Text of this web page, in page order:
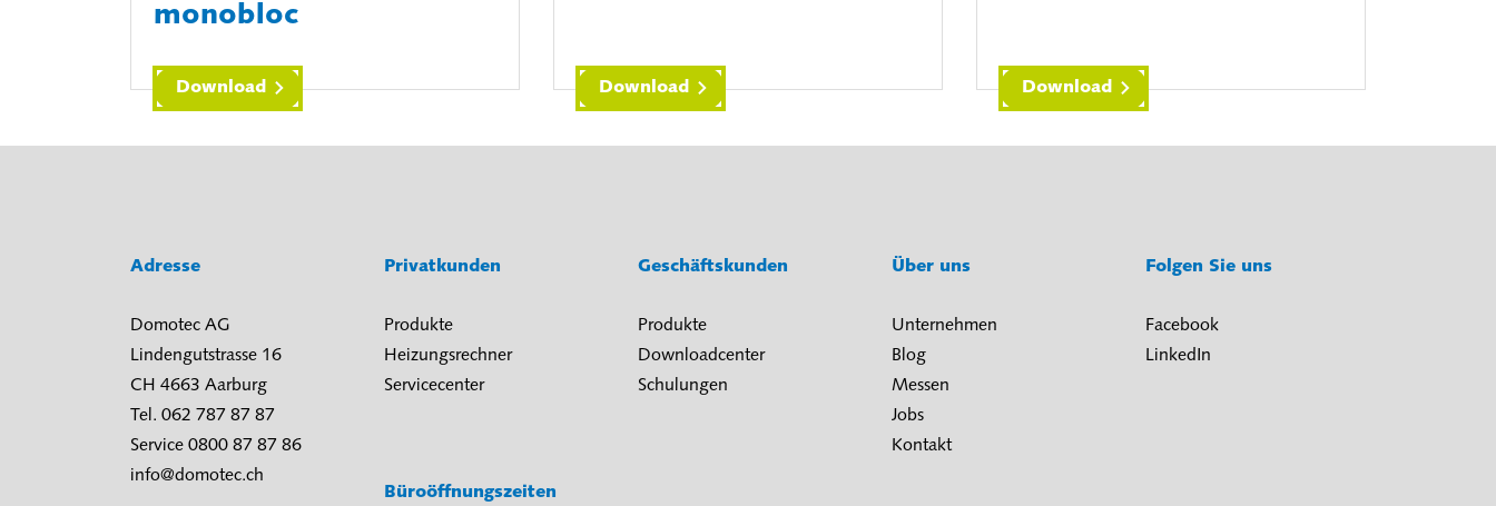
monobloc
Download Download Download
Adresse
Domotec AG
Lindengutstrasse 16
CH 4663 Aarburg
Tel. 062 787 87 87
Service 0800 87 87 86
info@domotec.ch
Privatkunden
Produkte
Heizungsrechner
Servicecenter
Büroöffnungszeiten
Geschäftskunden
Produkte
Downloadcenter
Schulungen
Über uns
Unternehmen
Blog
Messen
Jobs
Kontakt
Folgen Sie uns
Facebook
LinkedIn